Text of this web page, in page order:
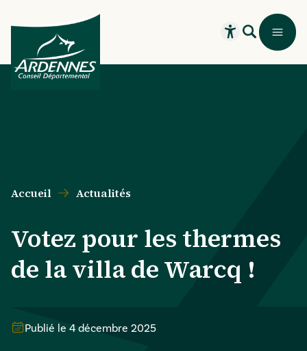
Recherche
Ouvrir leMenu
Accueil Actualités
Votez pour les thermes
de la villa de Warcq !
Publié le 4 décembre 2025